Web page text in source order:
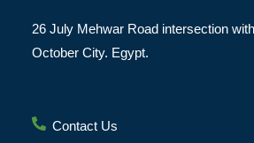
26 July Mehwar Road intersection
October City. Egypt.
Contact Us